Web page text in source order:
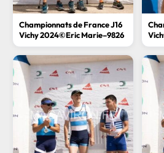
Championnats de France J16
Vichy 2024©Eric Marie–9826